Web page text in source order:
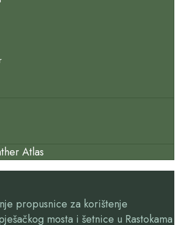
Atlas
propusnice za korištenje
mosta i šetnice u Rastokama